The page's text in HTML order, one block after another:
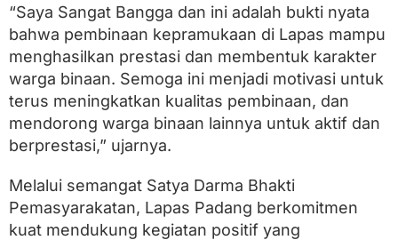
“Saya Sangat Bangga dan ini adalah bukti nyata
bahwa pembinaan kepramukaan di Lapas mampu
menghasilkan prestasi dan membentuk karakter
warga binaan. Semoga ini menjadi motivasi untuk
terus meningkatkan kualitas pembinaan, dan
mendorong warga binaan lainnya untuk aktif dan
berprestasi,” ujarnya.
Melalui semangat Satya Darma Bhakti
Pemasyarakatan, Lapas Padang berkomitmen
kuat mendukung kegiatan positif yang